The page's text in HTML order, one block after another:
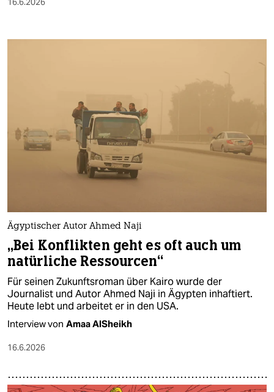
Ägyptischer Autor Ahmed Naji
„Bei Konflikten geht es oft auch um
natürliche Ressourcen“
Für seinen Zukunftsroman über Kairo wurde der
Journalist und Autor Ahmed Naji in Ägypten inhaftiert.
Heute lebt und arbeitet er in den USA.
Interview von Amaa AlSheikh
16.6.2026